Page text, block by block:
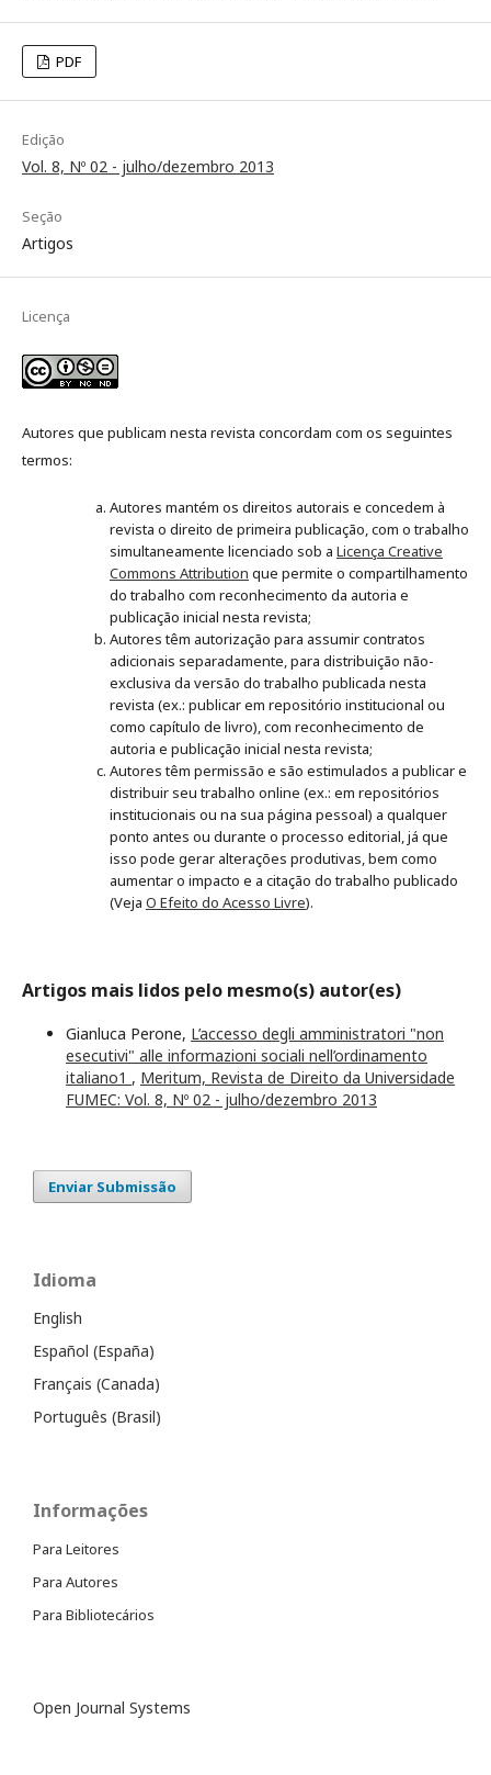
PDF
Edição
Vol. 8, Nº 02 - julho/dezembro 2013
Seção
Artigos
Licença
Autores que publicam nesta revista concordam com os seguintes
termos:
Autores mantém os direitos autorais e concedem à
revista o direito de primeira publicação, com o trabalho
simultaneamente licenciado sob a Licença Creative
Commons Attribution que permite o compartilhamento
do trabalho com reconhecimento da autoria e
publicação inicial nesta revista;
Autores têm autorização para assumir contratos
adicionais separadamente, para distribuição não-
exclusiva da versão do trabalho publicada nesta
revista (ex.: publicar em repositório institucional ou
como capítulo de livro), com reconhecimento de
autoria e publicação inicial nesta revista;
Autores têm permissão e são estimulados a publicar e
distribuir seu trabalho online (ex.: em repositórios
institucionais ou na sua página pessoal) a qualquer
ponto antes ou durante o processo editorial, já que
isso pode gerar alterações produtivas, bem como
aumentar o impacto e a citação do trabalho publicado
(Veja O Efeito do Acesso Livre).
Artigos mais lidos pelo mesmo(s) autor(es)
Gianluca Perone, L’accesso degli amministratori "non
esecutivi" alle informazioni sociali nell’ordinamento
italiano1 , Meritum, Revista de Direito da Universidade
FUMEC: Vol. 8, Nº 02 - julho/dezembro 2013
Enviar Submissão
Idioma
English
Español (España)
Français (Canada)
Português (Brasil)
Informações
Para Leitores
Para Autores
Para Bibliotecários
Open Journal Systems